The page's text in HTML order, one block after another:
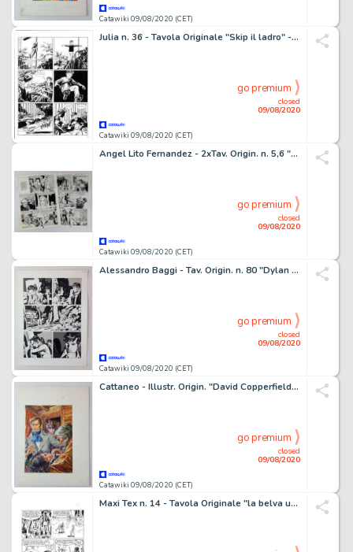
Catawiki 09/08/2020 (CET)
Julia n. 36 - Tavola Originale "Skip il ladro" - Loose page - First edition - (2001)
Catawiki 09/08/2020 (CET)
closed
09/08/2020
go premium
Angel Lito Fernandez - 2xTav. Origin. n. 5,6 "Larry Mannino Distretto 56: ConspiraciÃ²n del Silencio" - Loose page - First edition
Catawiki 09/08/2020 (CET)
closed
09/08/2020
go premium
Alessandro Baggi - Tav. Origin. n. 80 "Dylan Dog: In Fondo al Male" - Firmata - Loose page - First edition - (2015)
Catawiki 09/08/2020 (CET)
closed
09/08/2020
go premium
Cattaneo - Illustr. Origin. "David Copperfield" - Loose page - First edition
Catawiki 09/08/2020 (CET)
closed
09/08/2020
go premium
Maxi Tex n. 14 - Tavola Originale "la belva umana" Diso - Loose page - First edition - (2010)